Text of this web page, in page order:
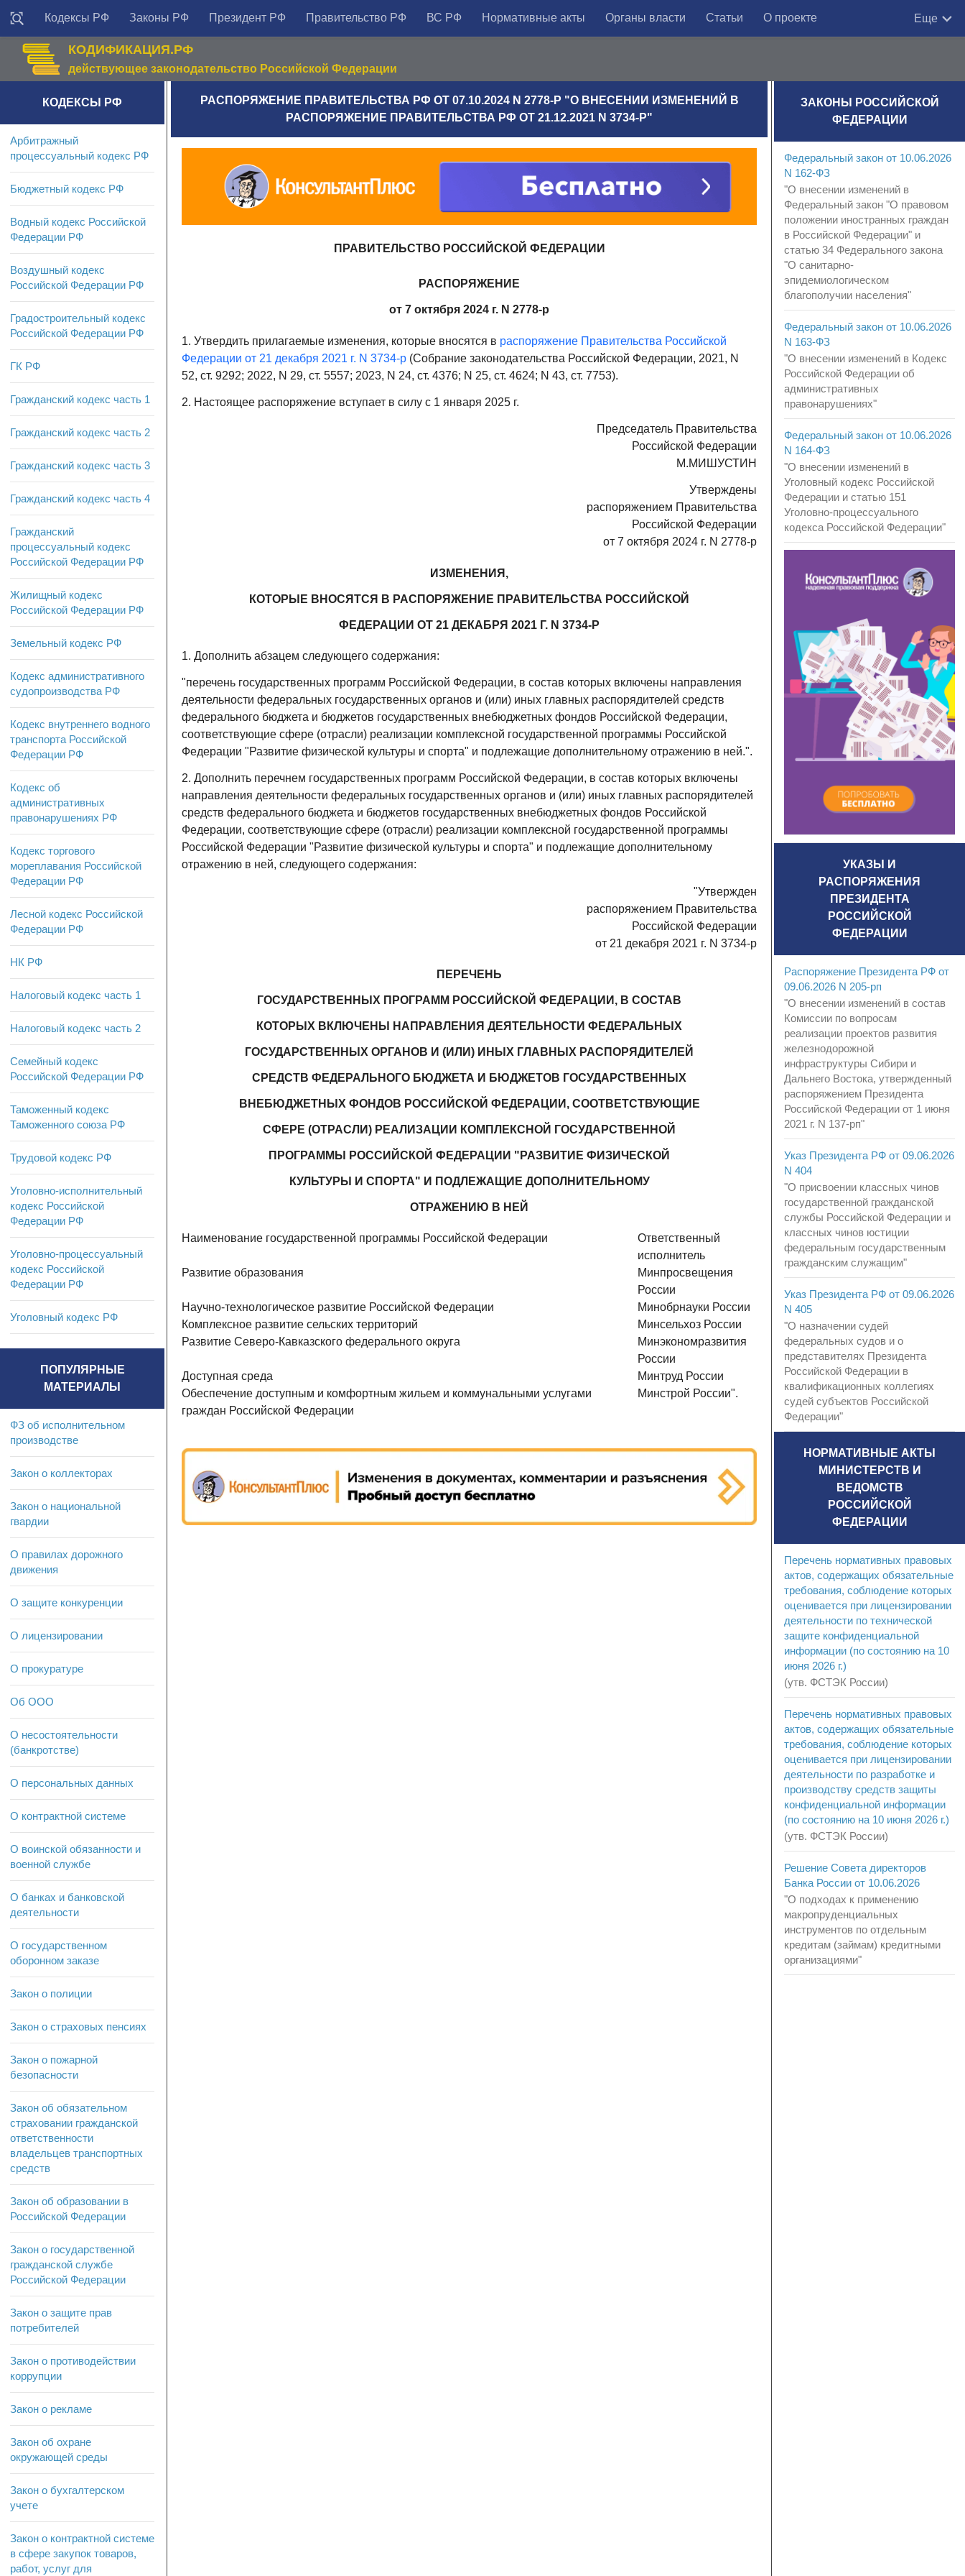
Кодексы РФ Законы РФ Президент РФ Правительство РФ ВС РФ Нормативные акты Органы власти Статьи О проекте Еще
КОДИФИКАЦИЯ.РФ
действующее законодательство Российской Федерации
РАСПОРЯЖЕНИЕ ПРАВИТЕЛЬСТВА РФ ОТ 07.10.2024 N 2778-Р "О ВНЕСЕНИИ ИЗМЕНЕНИЙ В
РАСПОРЯЖЕНИЕ ПРАВИТЕЛЬСТВА РФ ОТ 21.12.2021 N 3734-Р"
ПРАВИТЕЛЬСТВО РОССИЙСКОЙ ФЕДЕРАЦИИ
РАСПОРЯЖЕНИЕ
от 7 октября 2024 г. N 2778-р
1. Утвердить прилагаемые изменения, которые вносятся в распоряжение Правительства Российской
Федерации от 21 декабря 2021 г. N 3734-р (Собрание законодательства Российской Федерации, 2021, N
52, ст. 9292; 2022, N 29, ст. 5557; 2023, N 24, ст. 4376; N 25, ст. 4624; N 43, ст. 7753).
2. Настоящее распоряжение вступает в силу с 1 января 2025 г.
Председатель Правительства
Российской Федерации
М.МИШУСТИН
Утверждены
распоряжением Правительства
Российской Федерации
от 7 октября 2024 г. N 2778-р
ИЗМЕНЕНИЯ,
КОТОРЫЕ ВНОСЯТСЯ В РАСПОРЯЖЕНИЕ ПРАВИТЕЛЬСТВА РОССИЙСКОЙ
ФЕДЕРАЦИИ ОТ 21 ДЕКАБРЯ 2021 Г. N 3734-Р
1. Дополнить абзацем следующего содержания:
"перечень государственных программ Российской Федерации, в состав которых включены направления
деятельности федеральных государственных органов и (или) иных главных распорядителей средств
федерального бюджета и бюджетов государственных внебюджетных фондов Российской Федерации,
соответствующие сфере (отрасли) реализации комплексной государственной программы Российской
Федерации "Развитие физической культуры и спорта" и подлежащие дополнительному отражению в ней.".
2. Дополнить перечнем государственных программ Российской Федерации, в состав которых включены
направления деятельности федеральных государственных органов и (или) иных главных распорядителей
средств федерального бюджета и бюджетов государственных внебюджетных фондов Российской
Федерации, соответствующие сфере (отрасли) реализации комплексной государственной программы
Российской Федерации "Развитие физической культуры и спорта" и подлежащие дополнительному
отражению в ней, следующего содержания:
"Утвержден
распоряжением Правительства
Российской Федерации
от 21 декабря 2021 г. N 3734-р
ПЕРЕЧЕНЬ
ГОСУДАРСТВЕННЫХ ПРОГРАММ РОССИЙСКОЙ ФЕДЕРАЦИИ, В СОСТАВ
КОТОРЫХ ВКЛЮЧЕНЫ НАПРАВЛЕНИЯ ДЕЯТЕЛЬНОСТИ ФЕДЕРАЛЬНЫХ
ГОСУДАРСТВЕННЫХ ОРГАНОВ И (ИЛИ) ИНЫХ ГЛАВНЫХ РАСПОРЯДИТЕЛЕЙ
СРЕДСТВ ФЕДЕРАЛЬНОГО БЮДЖЕТА И БЮДЖЕТОВ ГОСУДАРСТВЕННЫХ
ВНЕБЮДЖЕТНЫХ ФОНДОВ РОССИЙСКОЙ ФЕДЕРАЦИИ, СООТВЕТСТВУЮЩИЕ
СФЕРЕ (ОТРАСЛИ) РЕАЛИЗАЦИИ КОМПЛЕКСНОЙ ГОСУДАРСТВЕННОЙ
ПРОГРАММЫ РОССИЙСКОЙ ФЕДЕРАЦИИ "РАЗВИТИЕ ФИЗИЧЕСКОЙ
КУЛЬТУРЫ И СПОРТА" И ПОДЛЕЖАЩИЕ ДОПОЛНИТЕЛЬНОМУ
ОТРАЖЕНИЮ В НЕЙ
Наименование государственной программы Российской Федерации
Ответственный
исполнитель
Развитие образования
Минпросвещения
России
Научно-технологическое развитие Российской Федерации
Минобрнауки России
Комплексное развитие сельских территорий
Минсельхоз России
Развитие Северо-Кавказского федерального округа
Минэкономразвития
России
Доступная среда
Минтруд России
Обеспечение доступным и комфортным жильем и коммунальными услугами
граждан Российской Федерации
Минстрой России".
КОДЕКСЫ РФ
Арбитражный
процессуальный кодекс РФ
Бюджетный кодекс РФ
Водный кодекс Российской
Федерации РФ
Воздушный кодекс
Российской Федерации РФ
Градостроительный кодекс
Российской Федерации РФ
ГК РФ
Гражданский кодекс часть 1
Гражданский кодекс часть 2
Гражданский кодекс часть 3
Гражданский кодекс часть 4
Гражданский
процессуальный кодекс
Российской Федерации РФ
Жилищный кодекс
Российской Федерации РФ
Земельный кодекс РФ
Кодекс административного
судопроизводства РФ
Кодекс внутреннего водного
транспорта Российской
Федерации РФ
Кодекс об
административных
правонарушениях РФ
Кодекс торгового
мореплавания Российской
Федерации РФ
Лесной кодекс Российской
Федерации РФ
НК РФ
Налоговый кодекс часть 1
Налоговый кодекс часть 2
Семейный кодекс
Российской Федерации РФ
Таможенный кодекс
Таможенного союза РФ
Трудовой кодекс РФ
Уголовно-исполнительный
кодекс Российской
Федерации РФ
Уголовно-процессуальный
кодекс Российской
Федерации РФ
Уголовный кодекс РФ
ПОПУЛЯРНЫЕ
МАТЕРИАЛЫ
ФЗ об исполнительном
производстве
Закон о коллекторах
Закон о национальной
гвардии
О правилах дорожного
движения
О защите конкуренции
О лицензировании
О прокуратуре
Об ООО
О несостоятельности
(банкротстве)
О персональных данных
О контрактной системе
О воинской обязанности и
военной службе
О банках и банковской
деятельности
О государственном
оборонном заказе
Закон о полиции
Закон о страховых пенсиях
Закон о пожарной
безопасности
Закон об обязательном
страховании гражданской
ответственности
владельцев транспортных
средств
Закон об образовании в
Российской Федерации
Закон о государственной
гражданской службе
Российской Федерации
Закон о защите прав
потребителей
Закон о противодействии
коррупции
Закон о рекламе
Закон об охране
окружающей среды
Закон о бухгалтерском
учете
Закон о контрактной системе
в сфере закупок товаров,
работ, услуг для
ЗАКОНЫ РОССИЙСКОЙ
ФЕДЕРАЦИИ
Федеральный закон от 10.06.2026
N 162-ФЗ
"О внесении изменений в
Федеральный закон "О правовом
положении иностранных граждан
в Российской Федерации" и
статью 34 Федерального закона
"О санитарно-
эпидемиологическом
благополучии населения"
Федеральный закон от 10.06.2026
N 163-ФЗ
"О внесении изменений в Кодекс
Российской Федерации об
административных
правонарушениях"
Федеральный закон от 10.06.2026
N 164-ФЗ
"О внесении изменений в
Уголовный кодекс Российской
Федерации и статью 151
Уголовно-процессуального
кодекса Российской Федерации"
УКАЗЫ И
РАСПОРЯЖЕНИЯ
ПРЕЗИДЕНТА
РОССИЙСКОЙ
ФЕДЕРАЦИИ
Распоряжение Президента РФ от
09.06.2026 N 205-рп
"О внесении изменений в состав
Комиссии по вопросам
реализации проектов развития
железнодорожной
инфраструктуры Сибири и
Дальнего Востока, утвержденный
распоряжением Президента
Российской Федерации от 1 июня
2021 г. N 137-рп"
Указ Президента РФ от 09.06.2026
N 404
"О присвоении классных чинов
государственной гражданской
службы Российской Федерации и
классных чинов юстиции
федеральным государственным
гражданским служащим"
Указ Президента РФ от 09.06.2026
N 405
"О назначении судей
федеральных судов и о
представителях Президента
Российской Федерации в
квалификационных коллегиях
судей субъектов Российской
Федерации"
НОРМАТИВНЫЕ АКТЫ
МИНИСТЕРСТВ И
ВЕДОМСТВ
РОССИЙСКОЙ
ФЕДЕРАЦИИ
Перечень нормативных правовых
актов, содержащих обязательные
требования, соблюдение которых
оценивается при лицензировании
деятельности по технической
защите конфиденциальной
информации (по состоянию на 10
июня 2026 г.)
(утв. ФСТЭК России)
Перечень нормативных правовых
актов, содержащих обязательные
требования, соблюдение которых
оценивается при лицензировании
деятельности по разработке и
производству средств защиты
конфиденциальной информации
(по состоянию на 10 июня 2026 г.)
(утв. ФСТЭК России)
Решение Совета директоров
Банка России от 10.06.2026
"О подходах к применению
макропруденциальных
инструментов по отдельным
кредитам (займам) кредитными
организациями"